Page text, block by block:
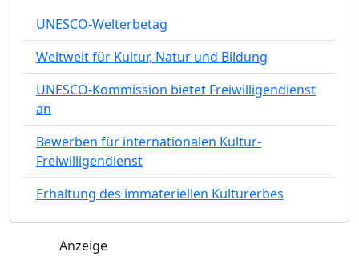
UNESCO-Welterbetag
Weltweit für Kultur, Natur und Bildung
UNESCO-Kommission bietet Freiwilligendienst
an
Bewerben für internationalen Kultur-
Freiwilligendienst
Erhaltung des immateriellen Kulturerbes
Anzeige